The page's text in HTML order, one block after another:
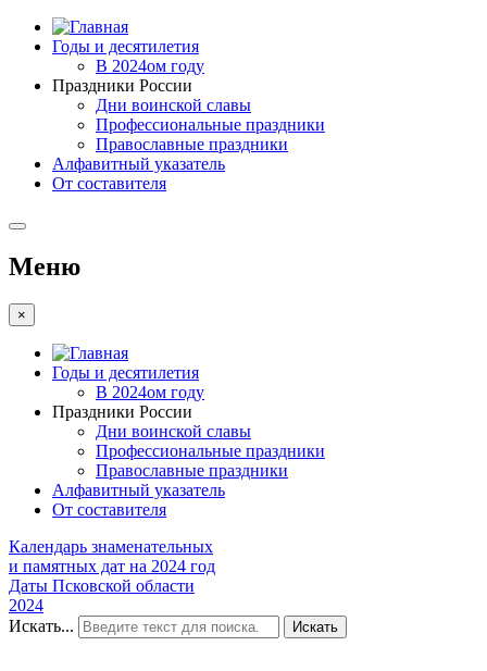
Годы и десятилетия
В 2024ом году
Праздники России
Дни воинской славы
Профессиональные праздники
Православные праздники
Алфавитный указатель
От составителя
Меню
×
Годы и десятилетия
В 2024ом году
Праздники России
Дни воинской славы
Профессиональные праздники
Православные праздники
Алфавитный указатель
От составителя
Календарь знаменательных
и памятных дат на 2024 год
Даты Псковской области
2024
Искать...
Искать